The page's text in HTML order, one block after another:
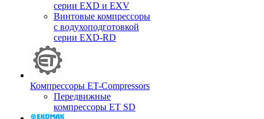
серии EXD и EXV
Винтовые компрессоры
с водухоподготовкой
серии EXD-RD
Компрессоры ET-Compressors
Передвижные
компрессоры ET SD